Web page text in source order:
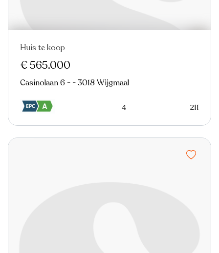
Virtual tour
Huis te koop
€ 565.000
Casinolaan 6 - - 3018 Wijgmaal
4 211